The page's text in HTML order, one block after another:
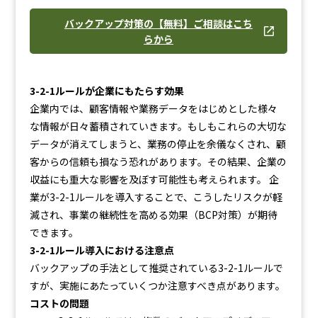
バックアップ対策の【無料】ご相談はこち
らから
3-2-1ルールが企業にもたらす効果
企業内では、顧客情報や業務データをはじめとした様々
な情報が日々蓄積されていきます。もしもこれらの大切な
データが消えてしまうと、業務の停止を余儀なくされ、顧
客からの信頼も損なう恐れがあります。その結果、企業の
収益にも重大な影響を及ぼす可能性も考えられます。 企
業が3-2-1ルールを導入することで、こうしたリスクが軽
減され、事業の継続性を高める効果（BCP対策）が期待
できます。
3-2-1ルール導入における注意点
バックアップの手法として推奨されている3-2-1ルールで
すが、実施にあたっていくつか注意すべき点があります。
コストの問題